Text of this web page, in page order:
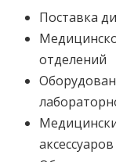
Поставка
отделений
аксессуаров